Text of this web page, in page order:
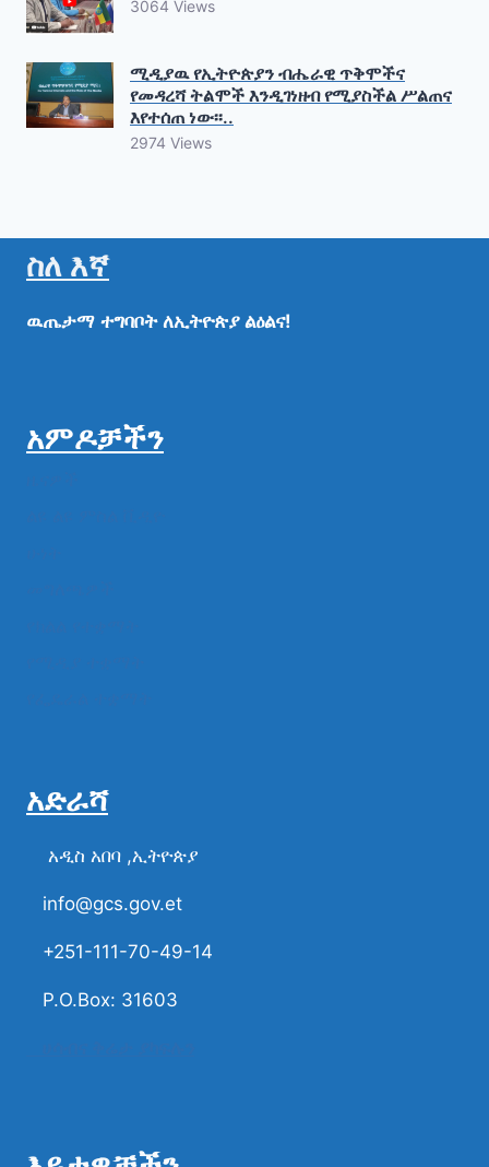
3064 Views
ሚዲያዉ የኢትዮጵያን ብሔራዊ ጥቅሞችና
የመዳረሻ ትልሞች እንዲገነዘብ የሚያስችል ሥልጠና
እየተሰጠ ነው፡፡..
2974 Views
ስለ እኛ
ዉጤታማ ተግባቦት ለኢትዮጵያ ልዕልና!
አምዶቻችን
አድራሻ
አዲስ አበባ ,ኢትዮጵያ
info@gcs.gov.et
+251-111-70-49-14
P.O.Box: 31603